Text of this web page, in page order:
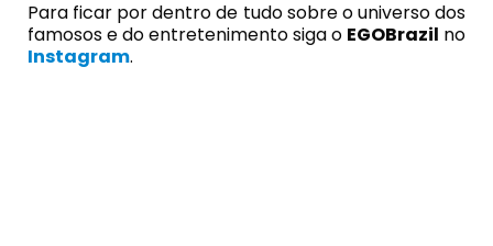
Para ficar por dentro de tudo sobre o universo dos
famosos e do entretenimento siga o EGOBrazil no
Instagram.